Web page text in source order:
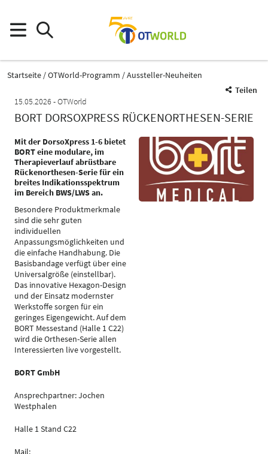
Startseite OTWorld-Programm
Aussteller-Neuheiten
Teilen
15.05.2026
OTWorld
BORT DORSOXPRESS RÜCKENORTHESEN-SERIE
Mit der DorsoXpress 1-6 bietet
BORT eine modulare, im
Therapieverlauf abrüstbare
Rückenorthesen-Serie für ein
breites Indikationsspektrum
im Bereich BWS/LWS an.
Besondere Produktmerkmale
sind die sehr guten
individuellen
Anpassungsmöglichkeiten und
die einfache Handhabung. Die
Basisbandage verfügt über eine
Universalgröße (einstellbar).
Das innovative Hexagon-Design
und der Einsatz modernster
Werkstoffe sorgen für ein
geringes Eigengewicht. Auf dem
BORT Messestand (Halle 1 C22)
wird die Orthesen-Serie allen
Interessierten live vorgestellt.
BORT GmbH
Ansprechpartner: Jochen
Westphalen
Halle 1 Stand C22
Mail: